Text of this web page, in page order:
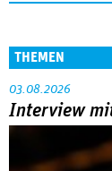
THEMEN
03.08.2026
Interview